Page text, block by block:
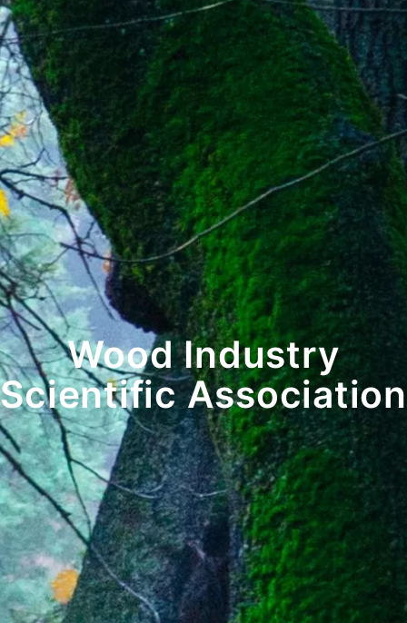
Wood Industry
Scientific Association